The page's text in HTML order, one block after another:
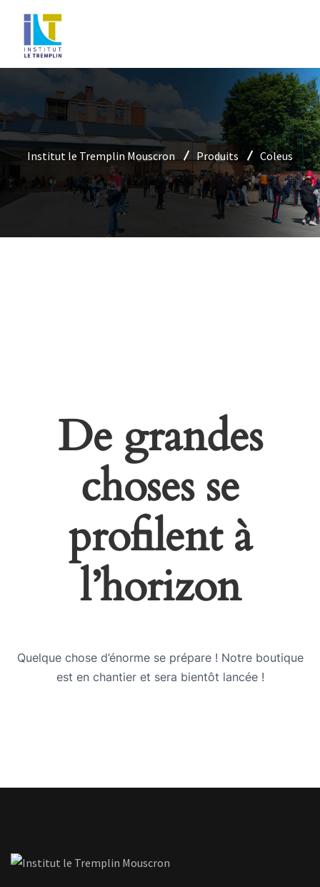
Institut le Tremplin Mouscron Produits Coleus
De grandes
choses se
profilent à
l’horizon
Quelque chose d’énorme se prépare ! Notre boutique
est en chantier et sera bientôt lancée !